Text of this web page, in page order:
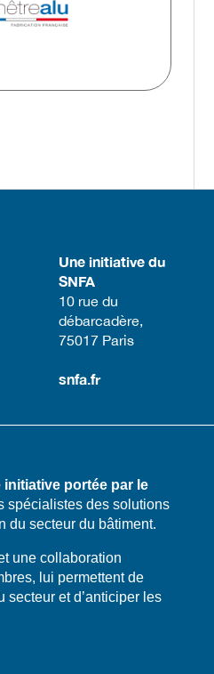
Une initiative du
SNFA
​10 rue du
débarcadère,
75017 Paris​
snfa.fr
initiative portée par le
spécialistes des solutions
du secteur du bâtiment.
une collaboration
lui permettent de
secteur et d’anticiper les